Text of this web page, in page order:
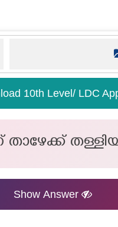
10th Level/ LDC
Show Answer